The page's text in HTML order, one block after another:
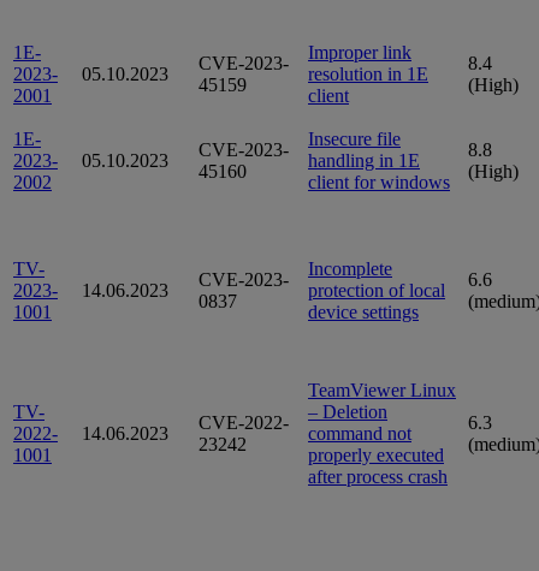
1E-
2023-
2001
05.10.2023
CVE-2023-
45159
Improper link
resolution in 1E
client
8.4
(High)
1E-
2023-
2002
05.10.2023
CVE-2023-
45160
Insecure file
handling in 1E
client for windows
8.8
(High)
TV-
2023-
1001
14.06.2023
CVE-2023-
0837
Incomplete
protection of local
device settings
6.6
TV-
2022-
1001
14.06.2023
CVE-2022-
23242
TeamViewer Linux
– Deletion
command not
properly executed
after process crash
6.3